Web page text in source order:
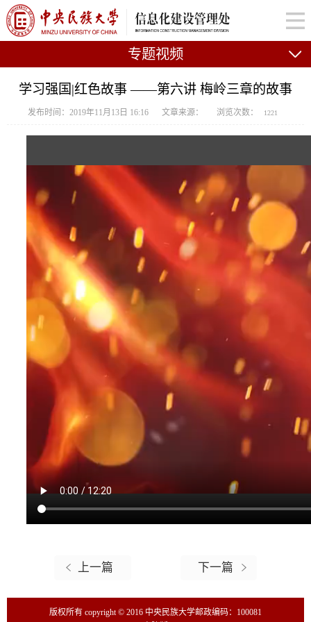
专题视频
学习强国|红色故事 ——第六讲 梅岭三章的故事
发布时间：2019年11月13日 16:16 文章来源： 浏览次数： 1221
上一篇 下一篇
版权所有 copyright © 2016 中央民族大学邮政编码：100081